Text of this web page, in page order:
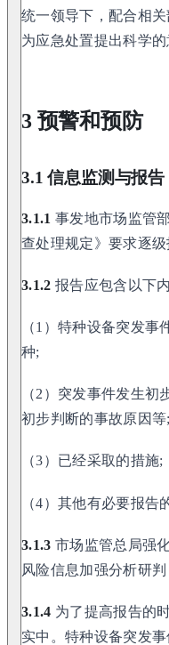
统一领导下，配合相
为应急处置提出科学
3 预警和预防
3.1 信息监测与报告
3.1.1 事发地市场监管
查处理规定》要求逐
3.1.2 报告应包含以下内
（1）特种设备突发
种;
（2）突发事件发生
初步判断的事故原因等;
（3）已经采取的措施;
（4）其他有必要报告
3.1.3 市场监管总局强
风险信息加强分析研
3.1.4 为了提高报告的
实中。特种设备突发